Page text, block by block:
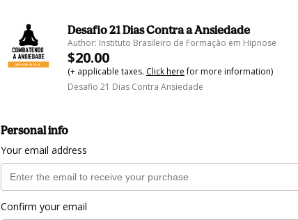
Desafio 21 Dias Contra a Ansiedade
Author: Instituto Brasileiro de Formação em Hipnose
$20.00
(+ applicable taxes. Click herefor more information)
Desafio 21 Dias Contra Ansiedade
Personal info
Your email address
Confirm your email